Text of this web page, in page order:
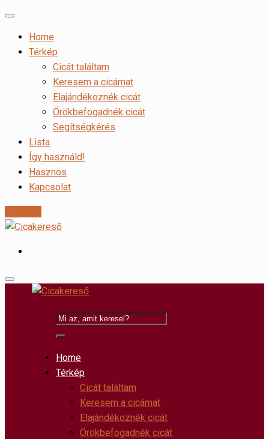
Home
Térkép
Cicát találtam
Keresem a cicámat
Elajándékoznék cicát
Örökbefogadnék cicát
Segítségkérés
Lista
Így használd!
Hasznos
Kapcsolat
Home
Térkép
Cicát találtam
Keresem a cicámat
Elajándékoznék cicát
Örökbefogadnék cicát